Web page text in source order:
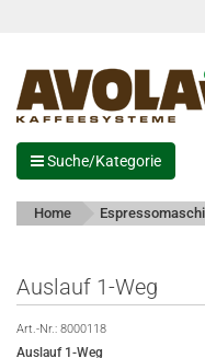
Suche/Kategorie
Home
Auslauf 1-Weg
Art.-Nr.: 8000118
Auslauf 1-Weg